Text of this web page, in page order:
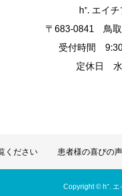
h⁺. エイ
〒683-0841 鳥取
受付時間
定休日 水
ください 患者様の喜びの声
Copyright © h⁺.